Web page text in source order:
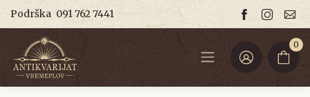
Podrška 091 762 7441
0